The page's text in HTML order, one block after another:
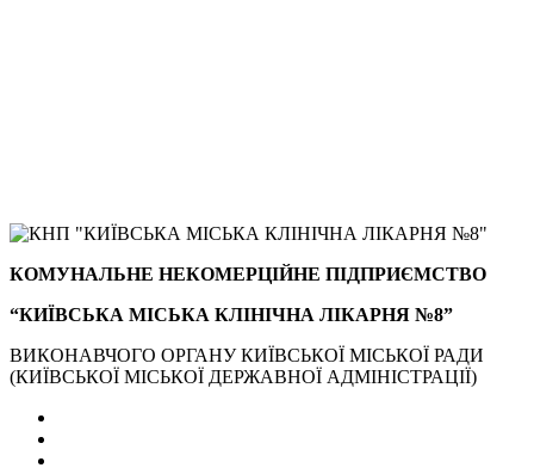
КОМУНАЛЬНЕ НЕКОМЕРЦІЙНЕ ПІДПРИЄМСТВО
“КИЇВСЬКА МІСЬКА КЛІНІЧНА ЛІКАРНЯ №8”
ВИКОНАВЧОГО ОРГАНУ КИЇВСЬКОЇ МІСЬКОЇ РАДИ
(КИЇВСЬКОЇ МІСЬКОЇ ДЕРЖАВНОЇ АДМІНІСТРАЦІЇ)